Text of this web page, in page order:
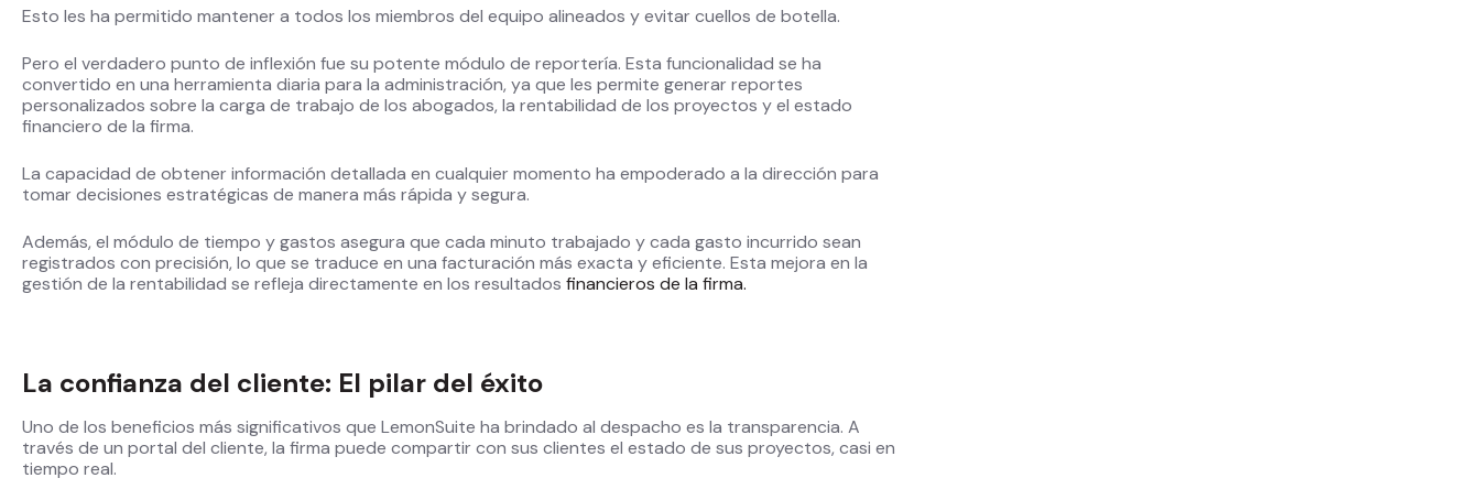
Esto les ha permitido mantener a todos los miembros del equipo alineados y evitar cuellos de botella.
Pero el verdadero punto de inflexión fue su potente módulo de reportería. Esta funcionalidad se ha
convertido en una herramienta diaria para la administración, ya que les permite generar reportes
personalizados sobre la carga de trabajo de los abogados, la rentabilidad de los proyectos y el estado
financiero de la firma.
La capacidad de obtener información detallada en cualquier momento ha empoderado a la dirección para
tomar decisiones estratégicas de manera más rápida y segura.
Además, el módulo de tiempo y gastos asegura que cada minuto trabajado y cada gasto incurrido sean
registrados con precisión, lo que se traduce en una facturación más exacta y eficiente. Esta mejora en la
gestión de la rentabilidad se refleja directamente en los resultados financieros de la firma.
La confianza del cliente: El pilar del éxito
Uno de los beneficios más significativos que LemonSuite ha brindado al despacho es la transparencia. A
través de un portal del cliente, la firma puede compartir con sus clientes el estado de sus proyectos, casi en
tiempo real.